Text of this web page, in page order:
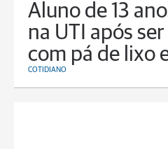
Aluno de 13
na UTI após
com pá de lixo
COTIDIANO